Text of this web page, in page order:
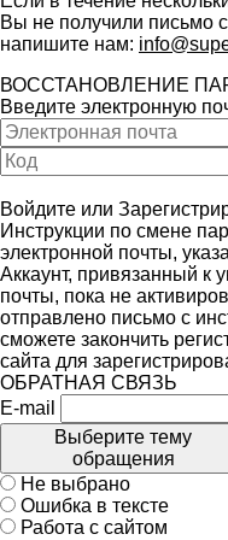
Вы не получили письмо
напишите нам:
ВОССТАНОВЛЕНИЕ
Введите электронную
Войдите или
Инструкции по смене
электронной почты,
Аккаунт, привязанный к
почты, пока не
отправлено письмо с
сможете закончить
сайта для
ОБРАТНАЯ СВЯЗЬ
E-mail
Выберите тему
обращения
Не выбрано
Ошибка в тексте
Работа с сайтом